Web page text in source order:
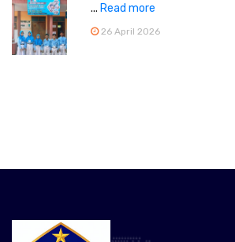
... Read more
26 April 2026